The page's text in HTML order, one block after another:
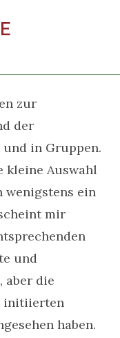
zur
der
in Gruppen.
kleine Auswahl
wenigstens ein
mir
und
aber die
initiierten
haben.